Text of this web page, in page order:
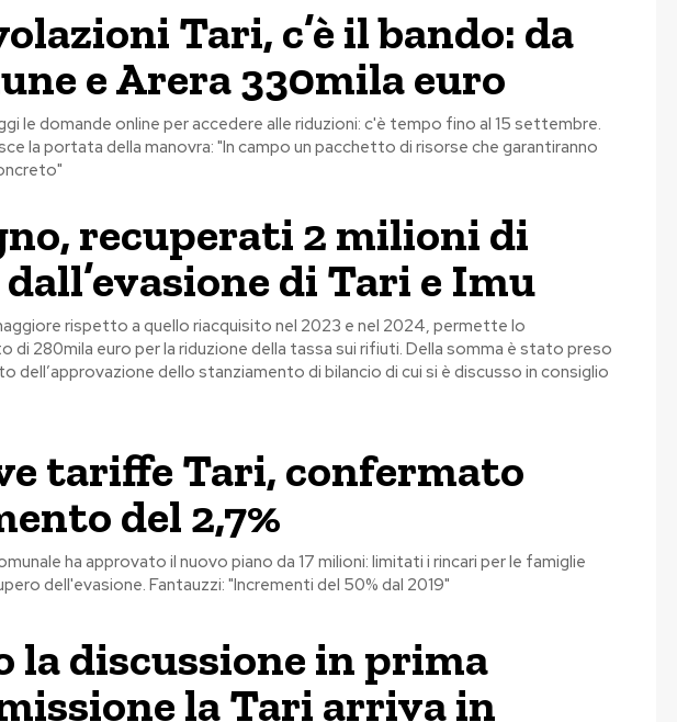
Tari, c’è il bando: da
e Arera 330mila euro
le domande online per accedere alle riduzioni: c'è tempo fino al 15 settembre.
la portata della manovra: "In campo un pacchetto di risorse che garantiranno
recuperati 2 milioni di
di Tari e Imu
rispetto a quello riacquisito nel 2023 e nel 2024, permette lo
di 280mila euro per la riduzione della tassa sui rifiuti. Della somma è stato preso
dell’approvazione dello stanziamento di bilancio di cui si è discusso in consiglio
tariffe Tari, confermato
del 2,7%
ha approvato il nuovo piano da 17 milioni: limitati i rincari per le famiglie
dell'evasione. Fantauzzi: "Incrementi del 50% dal 2019"
la discussione in prima
la Tari arriva in